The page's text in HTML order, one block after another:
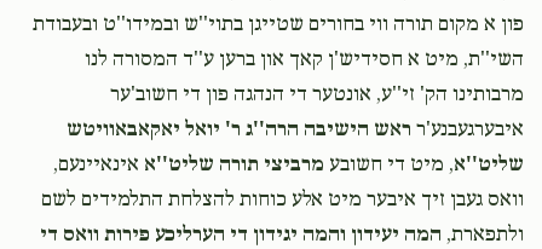
Cheskel Schwimmer יחזקאל כ''ץ
$72.00
Totty And Mommyיחזקאל כ''ץ
1 month ago $500.00
אם חכם בני ישמח לבי גם אני
פון א מקום תורה ווי בחורים שטייגן בתוי''ש ובמידו''ט ובעבודת
השי''ת, מיט א חסידיש'ן קאך און ברען ע''ד המסורה לנו
מרבותינו הק' זי''ע, אונטער די הנהגה פון די חשוב'ער
איבערגעבנע'ר ראש הישיבה הרה''ג ר' יואל יאקאבאוויטש
שליט''א, מיט די חשובע מרביצי תורה שליט''א אינאיינעם,
וואס געבן זיך איבער מיט אלע כוחות להצלחת התלמידים לשם
ולתפארת, המה יעידון והמה יגידון די הערליכע פירות וואס די